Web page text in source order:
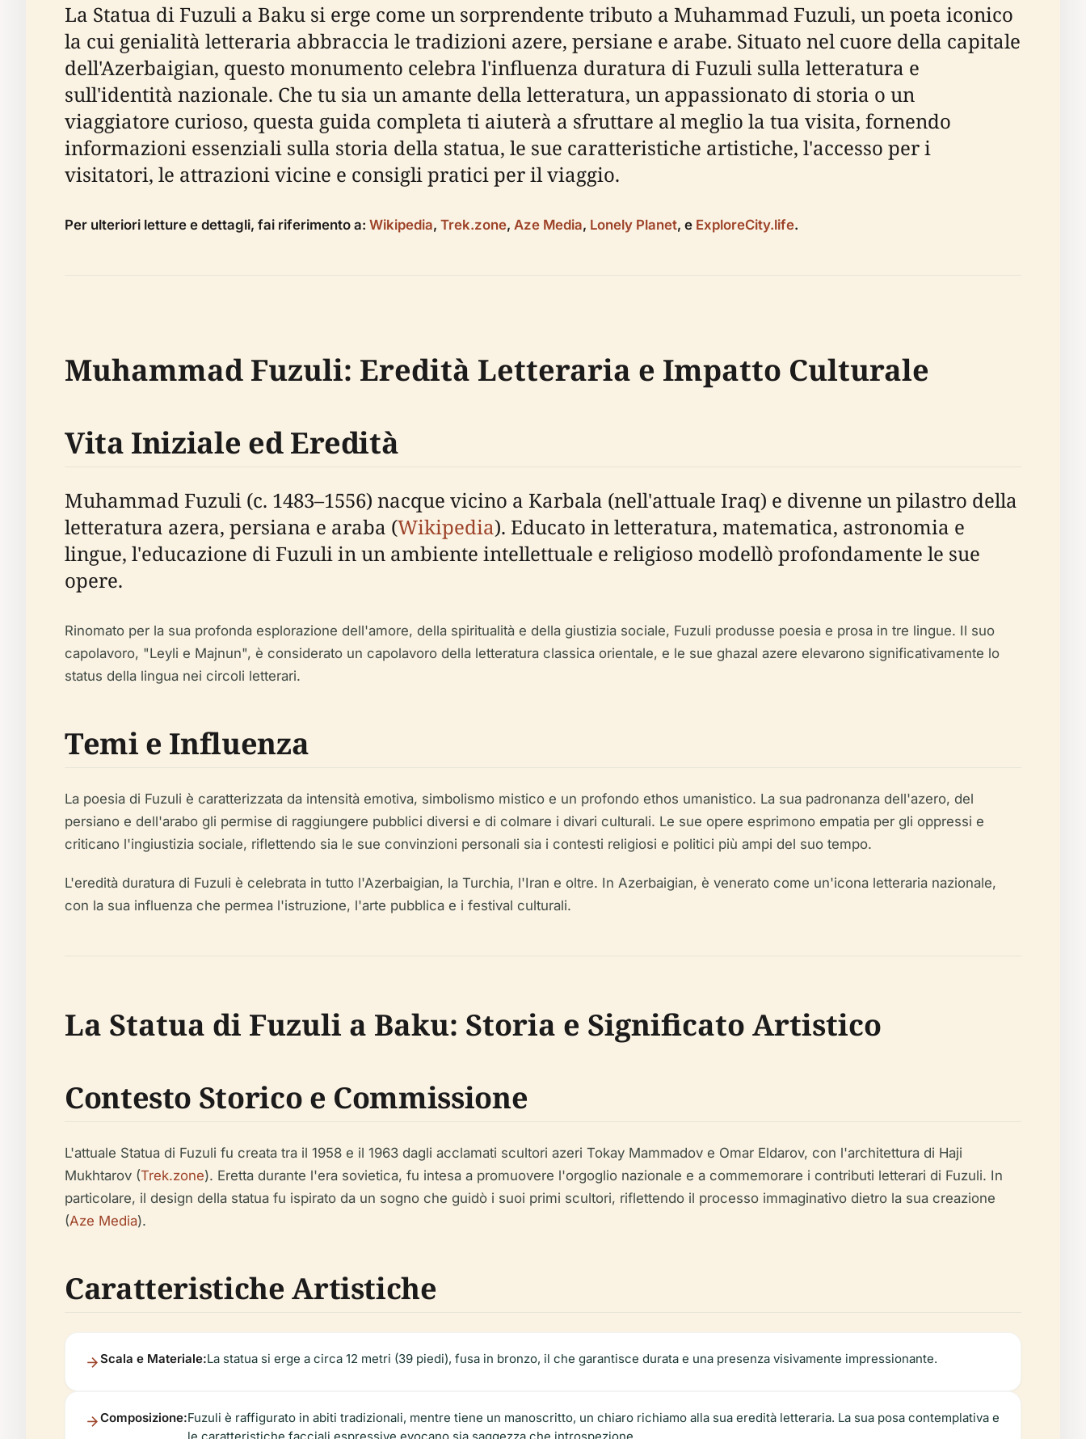
La Statua di Fuzuli a Baku si erge come un sorprendente tributo a Muhammad Fuzuli, un poeta iconico
la cui genialità letteraria abbraccia le tradizioni azere, persiane e arabe. Situato nel cuore della capitale
dell'Azerbaigian, questo monumento celebra l'influenza duratura di Fuzuli sulla letteratura e
sull'identità nazionale. Che tu sia un amante della letteratura, un appassionato di storia o un
viaggiatore curioso, questa guida completa ti aiuterà a sfruttare al meglio la tua visita, fornendo
informazioni essenziali sulla storia della statua, le sue caratteristiche artistiche, l'accesso per i
visitatori, le attrazioni vicine e consigli pratici per il viaggio.
Per ulteriori letture e dettagli, fai riferimento a: Wikipedia, Trek.zone, Aze Media, Lonely Planet, e ExploreCity.life.
Muhammad Fuzuli: Eredità Letteraria e Impatto Culturale
Vita Iniziale ed Eredità
Muhammad Fuzuli (c. 1483–1556) nacque vicino a Karbala (nell'attuale Iraq) e divenne un pilastro della
letteratura azera, persiana e araba (Wikipedia). Educato in letteratura, matematica, astronomia e
lingue, l'educazione di Fuzuli in un ambiente intellettuale e religioso modellò profondamente le sue
opere.
Rinomato per la sua profonda esplorazione dell'amore, della spiritualità e della giustizia sociale, Fuzuli produsse poesia e prosa in tre lingue. Il suo
capolavoro, "Leyli e Majnun", è considerato un capolavoro della letteratura classica orientale, e le sue ghazal azere elevarono significativamente lo
status della lingua nei circoli letterari.
Temi e Influenza
La poesia di Fuzuli è caratterizzata da intensità emotiva, simbolismo mistico e un profondo ethos umanistico. La sua padronanza dell'azero, del
persiano e dell'arabo gli permise di raggiungere pubblici diversi e di colmare i divari culturali. Le sue opere esprimono empatia per gli oppressi e
criticano l'ingiustizia sociale, riflettendo sia le sue convinzioni personali sia i contesti religiosi e politici più ampi del suo tempo.
L'eredità duratura di Fuzuli è celebrata in tutto l'Azerbaigian, la Turchia, l'Iran e oltre. In Azerbaigian, è venerato come un'icona letteraria nazionale,
con la sua influenza che permea l'istruzione, l'arte pubblica e i festival culturali.
La Statua di Fuzuli a Baku: Storia e Significato Artistico
Contesto Storico e Commissione
L'attuale Statua di Fuzuli fu creata tra il 1958 e il 1963 dagli acclamati scultori azeri Tokay Mammadov e Omar Eldarov, con l'architettura di Haji
Mukhtarov (Trek.zone). Eretta durante l'era sovietica, fu intesa a promuovere l'orgoglio nazionale e a commemorare i contributi letterari di Fuzuli. In
particolare, il design della statua fu ispirato da un sogno che guidò i suoi primi scultori, riflettendo il processo immaginativo dietro la sua creazione
(Aze Media).
Caratteristiche Artistiche
Scala e Materiale:La statua si erge a circa 12 metri (39 piedi), fusa in bronzo, il che garantisce durata e una presenza visivamente impressionante.
Composizione:Fuzuli è raffigurato in abiti tradizionali, mentre tiene un manoscritto, un chiaro richiamo alla sua eredità letteraria. La sua posa contemplativa e